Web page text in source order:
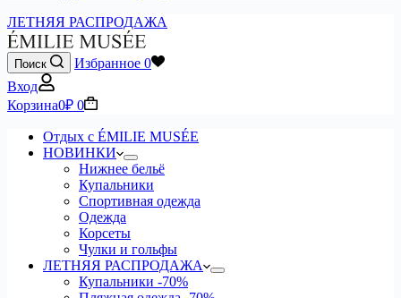
ЛЕТНЯЯ РАСПРОДАЖА
Поиск Избранное 0
Вход
Корзина0₽ 0
Отдых с ÉMILIE MUSÉE
НОВИНКИ
Нижнее бельё
Купальники
Спортивная одежда
Одежда
Корсеты
Чулки и гольфы
ЛЕТНЯЯ РАСПРОДАЖА
Купальники -70%